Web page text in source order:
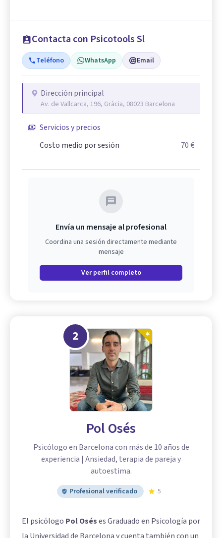
Contacta con Psicotools Sl
Teléfono WhatsApp Email
Dirección principal
Av. de Vallcarca, 196, Gràcia, 08023 Barcelona
Servicios y precios
Costo medio por sesión
70 €
Envía un mensaje al profesional
Coordina una sesión directamente mediante
mensaje
Ver perfil completo
2
Pol Osés
Psicólogo en Barcelona con más de 10 años de
experiencia | Ansiedad, terapia de pareja y
autoestima.
Profesional verificado 5
El psicólogo Pol Oséses Graduado en Psicología por